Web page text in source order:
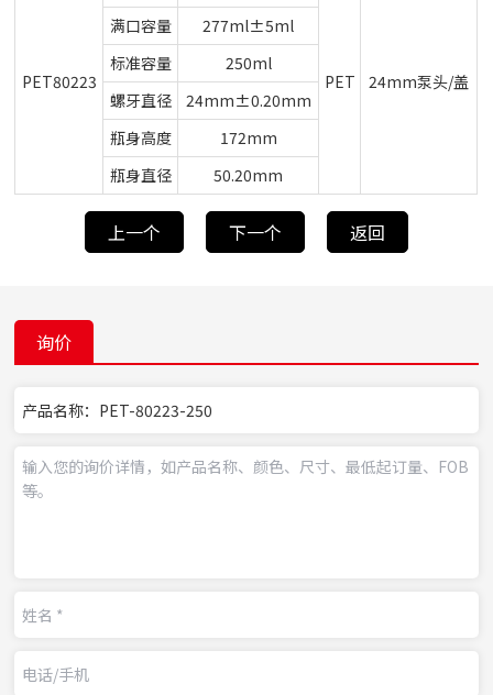
PET80223 PET 24mm泵头/盖
满口容量
277ml±5ml
标准容量
250ml
螺牙直径
24mm±0.20mm
瓶身高度
172mm
瓶身直径
50.20mm
上一个 下一个 返回
询价